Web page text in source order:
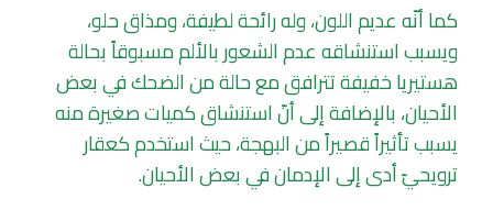
كما أنّه عديم اللون، وله رائحة لطيفة، ومذاق حلو،
ويسبب استنشاقه عدم الشعور بالألم مسبوقاً بحالة
هستيريا خفيفة تترافق مع حالة من الضحك في بعض
الأحيان، بالإضافة إلى أنّ استنشاق كميات صغيرة منه
يسبب تأثيراً قصيراً من البهجة، حيث استخدم كعقار
ترويحيّ أدى إلى الإدمان في بعض الأحيان.